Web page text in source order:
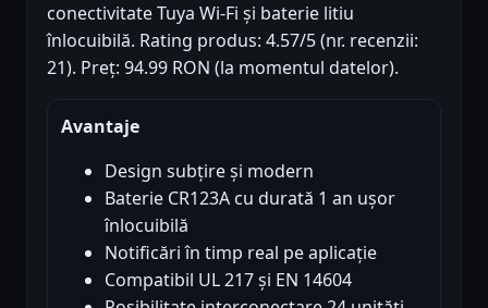
conectivitate Tuya Wi-Fi și baterie litiu
înlocuibilă. Rating produs: 4.57/5 (nr. recenzii:
21). Preț: 94.99 RON (la momentul datelor).
Avantaje
Design subțire și modern
Baterie CR123A cu durată 1 an ușor
înlocuibilă
Notificări în timp real pe aplicație
Compatibil UL 217 și EN 14604